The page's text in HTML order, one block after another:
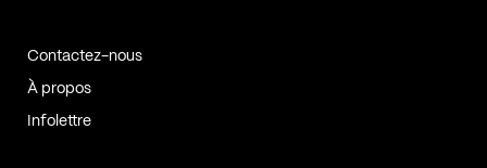
Contactez-nous
À propos
Infolettre